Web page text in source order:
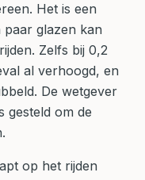
Het is een
paar glazen kan
Zelfs bij 0,2
al verhoogd, en
De wetgever
gesteld om de
op het rijden